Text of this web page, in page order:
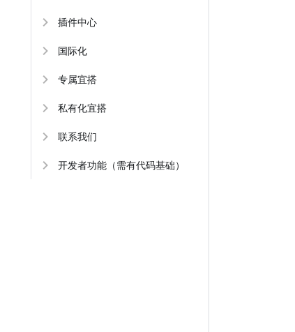
插件中心
国际化
专属宜搭
私有化宜搭
联系我们
开发者功能（需有代码基础）